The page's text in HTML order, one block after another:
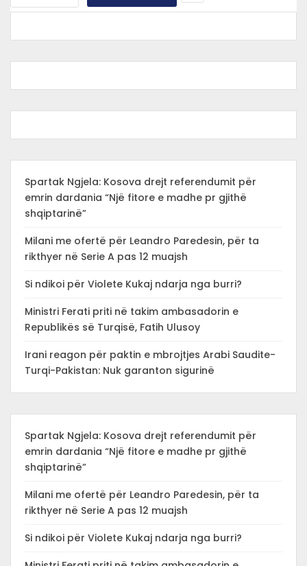
Spartak Ngjela: Kosova drejt referendumit për
emrin dardania “Një fitore e madhe pr gjithë
shqiptarinë”
Milani me ofertë për Leandro Paredesin, për ta
rikthyer në Serie A pas 12 muajsh
Si ndikoi për Violete Kukaj ndarja nga burri?
Ministri Ferati priti në takim ambasadorin e
Republikës së Turqisë, Fatih Ulusoy
Irani reagon për paktin e mbrojtjes Arabi Saudite-
Turqi-Pakistan: Nuk garanton sigurinë
Spartak Ngjela: Kosova drejt referendumit për
emrin dardania “Një fitore e madhe pr gjithë
shqiptarinë”
Milani me ofertë për Leandro Paredesin, për ta
rikthyer në Serie A pas 12 muajsh
Si ndikoi për Violete Kukaj ndarja nga burri?